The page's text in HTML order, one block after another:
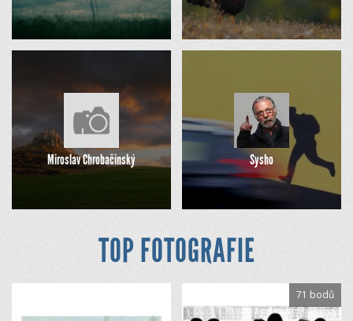
Miroslav Chrobačinský Sysho
TOP FOTOGRAFIE
71 bodů